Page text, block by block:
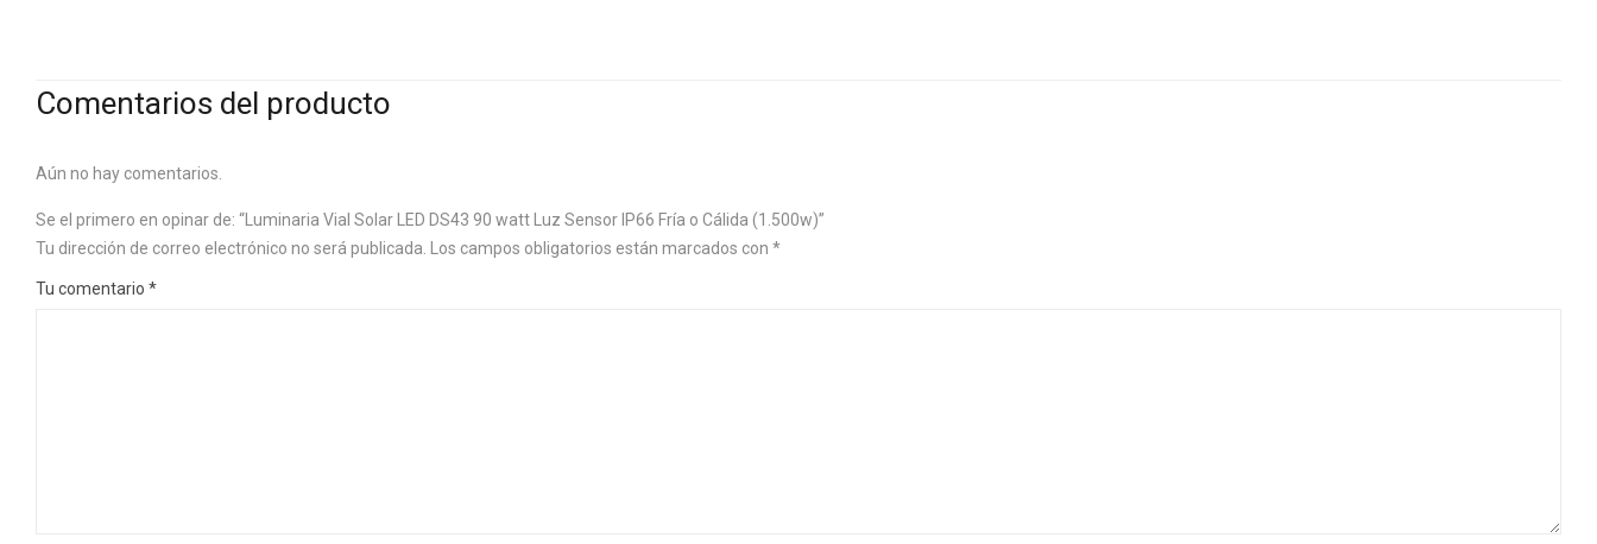
Comentarios del producto
Aún no hay comentarios.
Se el primero en opinar de: “Luminaria Vial Solar LED DS43 90 watt Luz Sensor IP66 Fría o Cálida (1.500w)”
Tu dirección de correo electrónico no será publicada.
Los campos obligatorios están marcados con *
Tu comentario *